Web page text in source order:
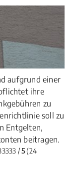
aufgrund einer
ihre
zu
soll zu
Entgelten,
beitragen.
/5(24